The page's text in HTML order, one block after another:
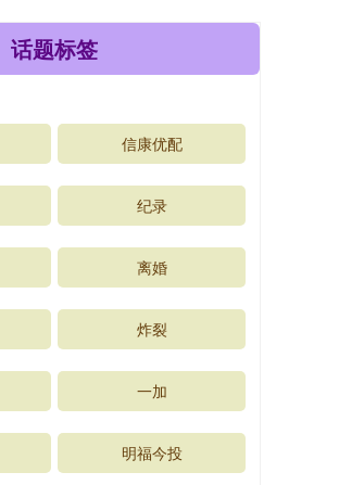
话题标签
信康优配
纪录
离婚
炸裂
一加
明福今投